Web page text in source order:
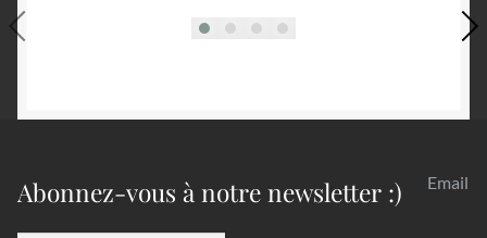
Abonnez-vous à notre newsletter :) Email